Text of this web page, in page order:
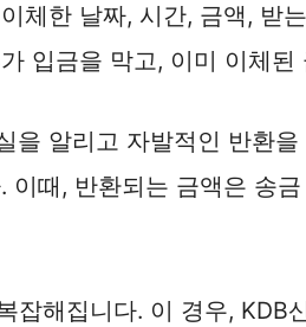
체한 날짜, 시간, 금액, 받
입금을 막고, 이미 이체
알리고 자발적인 반환
때, 반환되는 금액은 송
해집니다. 이 경우, KDB